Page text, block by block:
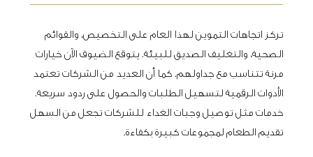
تركز اتجاهات التموين لهذا العام على التخصيص، والقوائم
الصحية، والتغليف الصديق للبيئة. يتوقع الضيوف الآن خيارات
مرنة تتناسب مع جداولهم. كما أن العديد من الشركات تعتمد
الأدوات الرقمية لتسهيل الطلبات والحصول على ردود سريعة.
خدمات مثل توصيل وجبات الغداء للشركات تجعل من السهل
تقديم الطعام لمجموعات كبيرة بكفاءة.